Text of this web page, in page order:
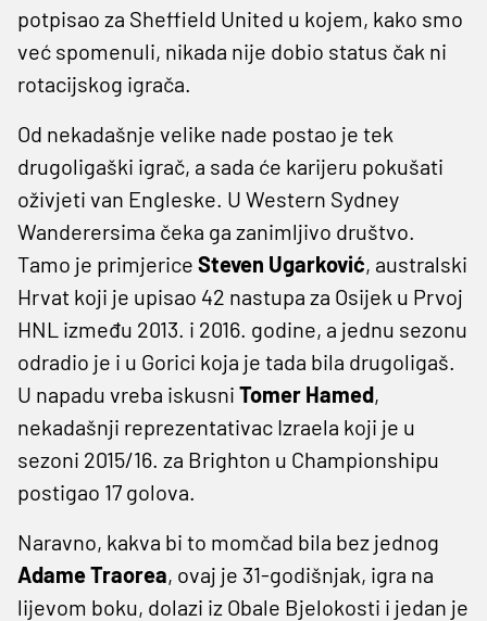
potpisao za Sheffield United u kojem, kako smo
već spomenuli, nikada nije dobio status čak ni
rotacijskog igrača.
Od nekadašnje velike nade postao je tek
drugoligaški igrač, a sada će karijeru pokušati
oživjeti van Engleske. U Western Sydney
Wanderersima čeka ga zanimljivo društvo.
Tamo je primjerice Steven Ugarković, australski
Hrvat koji je upisao 42 nastupa za Osijek u Prvoj
HNL između 2013. i 2016. godine, a jednu sezonu
odradio je i u Gorici koja je tada bila drugoligaš.
U napadu vreba iskusni Tomer Hamed,
nekadašnji reprezentativac Izraela koji je u
sezoni 2015/16. za Brighton u Championshipu
postigao 17 golova.
Naravno, kakva bi to momčad bila bez jednog
AdameTraorea, ovaj je 31-godišnjak, igra na
lijevom boku, dolazi iz Obale Bjelokosti i jedan je